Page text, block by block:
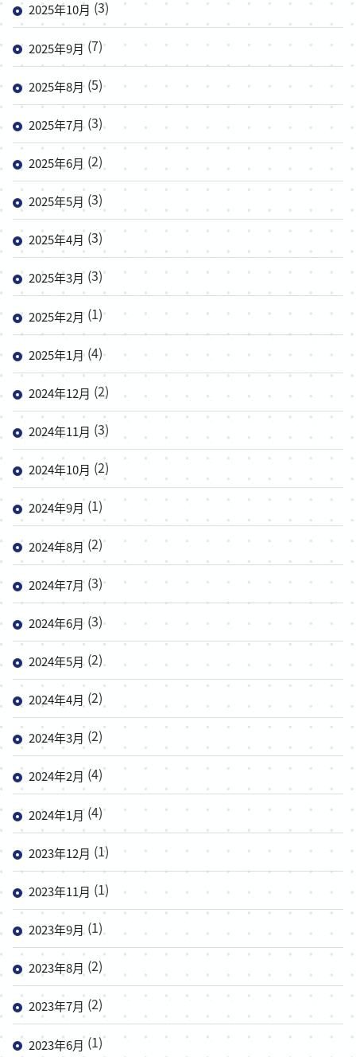
2025年10月 (3)
2025年9月(7)
2025年8月(5)
2025年7月(3)
2025年6月 (2)
2025年5月 (3)
2025年4月(3)
2025年3月(3)
2025年2月(1)
2025年1月(4)
2024年12月 (2)
2024年11月 (3)
2024年10月 (2)
2024年9月(1)
2024年8月(2)
2024年7月(3)
2024年6月(3)
2024年5月(2)
2024年4月 (2)
2024年3月 (2)
2024年2月(4)
2024年1月(4)
2023年12月 (1)
2023年11月 (1)
2023年9月 (1)
2023年8月 (2)
2023年7月 (2)
2023年6月(1)